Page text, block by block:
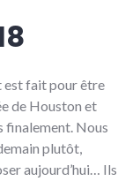
est fait pour être
de Houston et
finalement. Nous
plutôt,
aujourd’hui… Ils